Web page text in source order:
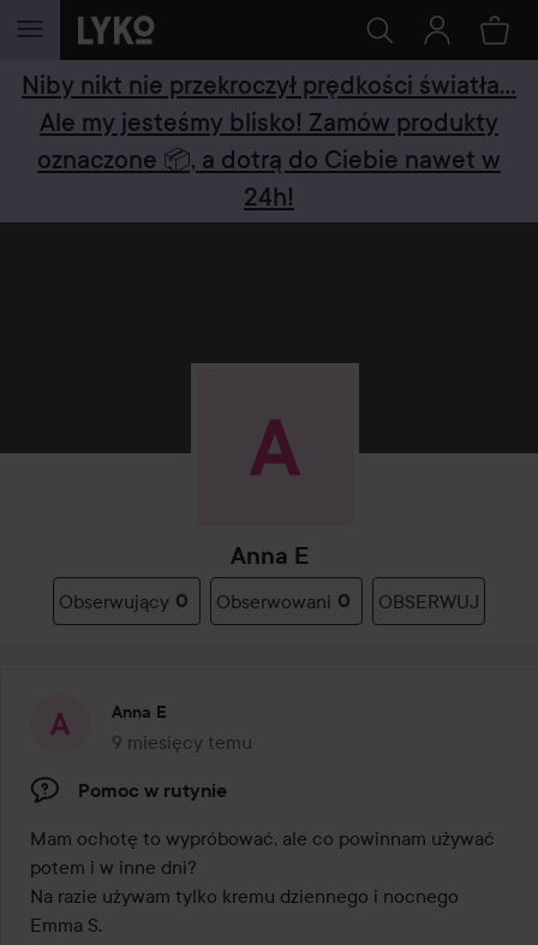
PRZEJDŹ DO TREŚCI
Niby nikt nie przekroczył prędkości światła...
Ale my jesteśmy blisko! Zamów produkty
oznaczone 📦, a dotrą do Ciebie nawet w
24h!
Anna E
Obserwujący 0 Obserwowani 0 OBSERWUJ
Anna E
9 miesięcy temu
Post został utworzony 9 miesięcy temu
Pomoc w rutynie
Mam ochotę to wypróbować, ale co powinnam używać
potem i w inne dni?
Na razie używam tylko kremu dziennego i nocnego
Emma S.